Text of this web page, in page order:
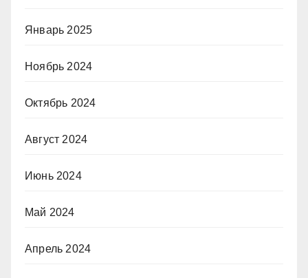
Январь 2025
Ноябрь 2024
Октябрь 2024
Август 2024
Июнь 2024
Май 2024
Апрель 2024